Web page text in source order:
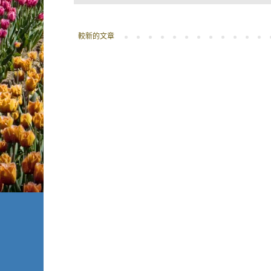
較新的文章